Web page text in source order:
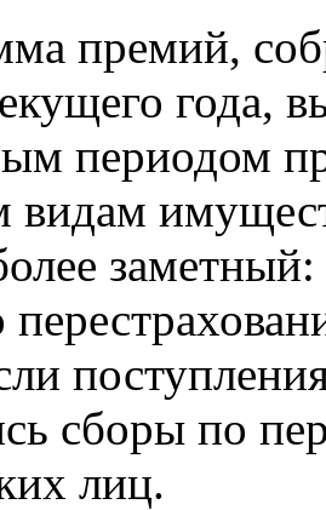
премий,
года,
периодом
видам
сборы по
лиц.